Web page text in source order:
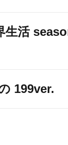
生活
199ver.